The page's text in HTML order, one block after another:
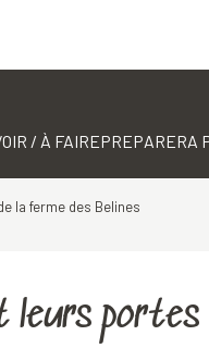
/ À FAIREPREPARERA
la ferme des Belines
leurs